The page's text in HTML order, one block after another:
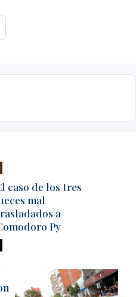
caso de los tres
mal
a
Py